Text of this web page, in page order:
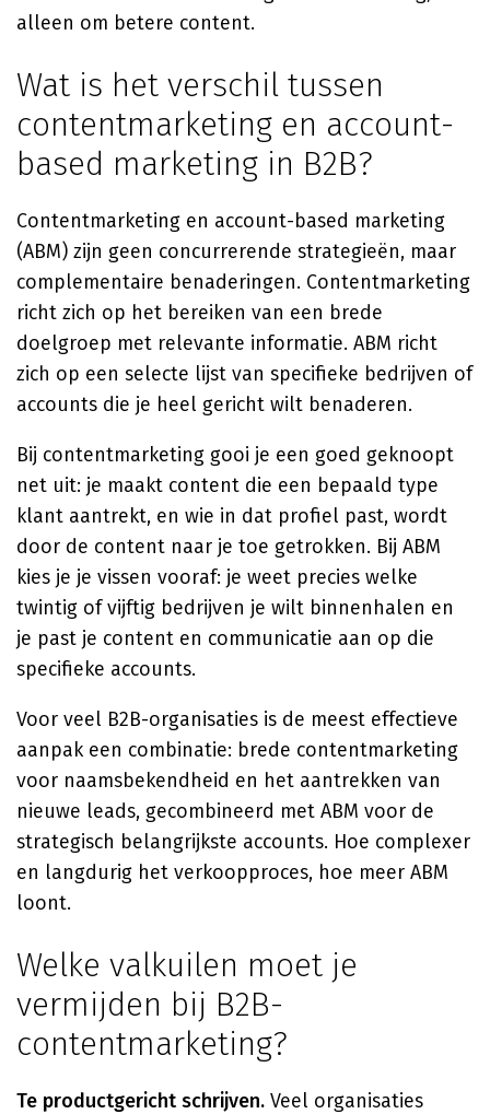
alleen om betere content.
Wat is het verschil tussen
contentmarketing en account-
based marketing in B2B?
Contentmarketing en account-based marketing
(ABM) zijn geen concurrerende strategieën, maar
complementaire benaderingen. Contentmarketing
richt zich op het bereiken van een brede
doelgroep met relevante informatie. ABM richt
zich op een selecte lijst van specifieke bedrijven of
accounts die je heel gericht wilt benaderen.
Bij contentmarketing gooi je een goed geknoopt
net uit: je maakt content die een bepaald type
klant aantrekt, en wie in dat profiel past, wordt
door de content naar je toe getrokken. Bij ABM
kies je je vissen vooraf: je weet precies welke
twintig of vijftig bedrijven je wilt binnenhalen en
je past je content en communicatie aan op die
specifieke accounts.
Voor veel B2B-organisaties is de meest effectieve
aanpak een combinatie: brede contentmarketing
voor naamsbekendheid en het aantrekken van
nieuwe leads, gecombineerd met ABM voor de
strategisch belangrijkste accounts. Hoe complexer
en langdurig het verkoopproces, hoe meer ABM
loont.
Welke valkuilen moet je
vermijden bij B2B-
contentmarketing?
Te productgericht schrijven. Veel organisaties